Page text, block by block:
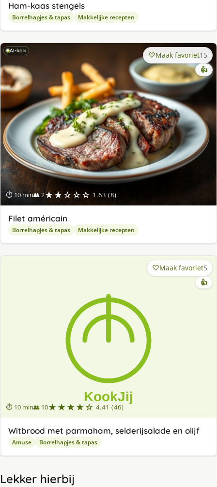
Ham-kaas stengels
Borrelhapjes & tapas Makkelijke recepten
AI-kok
⏱ 10 min👥 2★★☆☆☆ 1.63 (8)
Maak favoriet15
👍
Filet américain
Borrelhapjes & tapas Makkelijke recepten
⏱ 10 min👥 10★★★★☆ 4.41 (46)
Maak favoriet5
👍
Witbrood met parmaham, selderijsalade en olijf
Amuse Borrelhapjes & tapas
Lekker hierbij